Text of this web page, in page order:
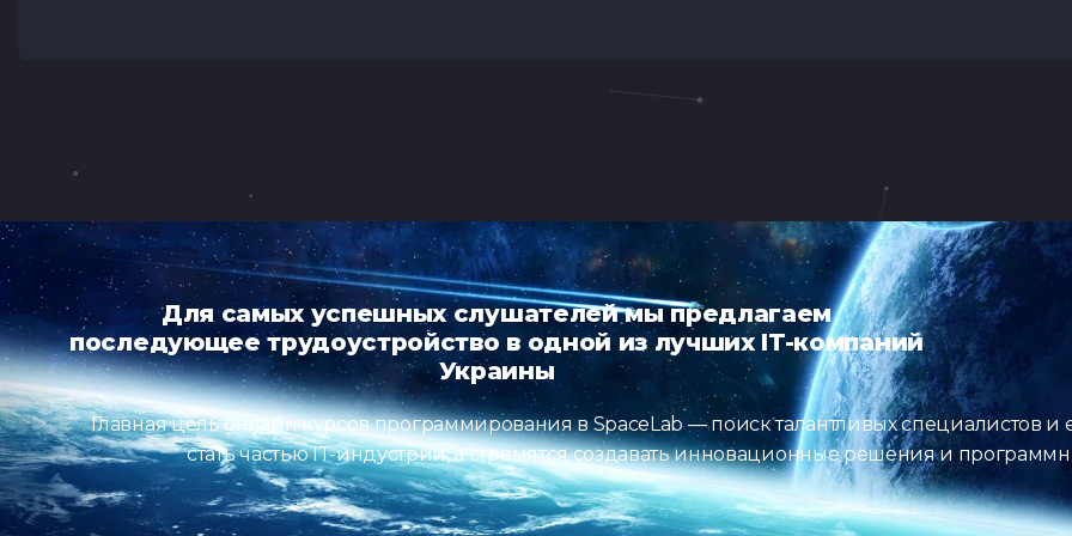
Для самых успешных слушателей мы предлагаем
последующее трудоустройство в одной из лучших IT-компаний
Украины
Главная цель онлайн курсов программирования в SpaceLab — поиск талантливых специалистов
стать частью IT-индустрии, а стремятся создавать инновационные решения и